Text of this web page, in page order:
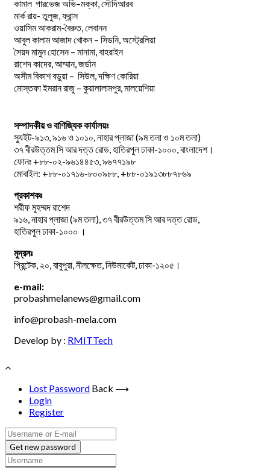
কামাল পারভেজঅভি–মক্কা সৌদিআরব
মার্ক রায়- তুলুজ, ফ্রান্স
ওয়াসিম আকরাম-বৈরুত, লেবানন
আবুল কালাম আজাদ খোকন – সিডনি, অস্ট্রেলিয়া
সৈয়দ মামুন হোসেন – মানামা, বাহরাইন
রাশেদ কাদের, আম্মান, জর্ডান
অসীম বিকাশ বড়ুয়া – সিউল, দক্ষিণ কোরিয়া
মোস্তফা ইমরান রাজু – কুয়ালালামপুর, মালয়েশিয়া
সম্পাদকীয় ও বাণিজ্যিক কার্যালয়ঃ
স্যুইট-৯১৩, ৯১৬ ও ১০১০, নাহার প্লাজা (৯ম তলা ও ১০ম তলা)
৩৭ বীরউত্তম সি আর দত্ত রোড, হাতিরপুল ঢাকা-১০০০, বাংলাদেশ।
ফোনঃ +৮৮-০২-৯৬১৪৪৫৩, ৯৬৭৭১৯৮
মোবাইল: +৮৮-০১৭১৬-৮০০৯৮৮, +৮৮-০১৯১৩৮৮৭৮৬৯
প্রকাশকঃ
শরীফ মুহম্মদ রাশেদ
৯১৬, নাহার প্লাজা (৯ম তলা), ৩৭ বীরউত্তম সি আর দত্ত রোড,
হাতিরপুল ঢাকা-১০০০ ।
মুদ্রনঃ
প্রিন্টেক, ২০, বাবুপুরা, নীলক্ষেত, নিউমার্কেট, ঢাকা-১২০৫।
e-mail:
probashmelanews@gmail.com
info@probash-mela.com
Develop by : RMITTech
Lost Password Back ⟶
Login
Register
Get new password